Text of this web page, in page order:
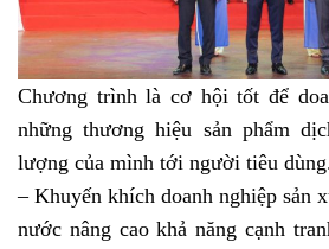
Chương trình là cơ hội tốt để
những thương hiệu sản phẩm
lượng của mình tới người tiêu
– Khuyến khích doanh nghiệp sản
nước nâng cao khả năng cạnh